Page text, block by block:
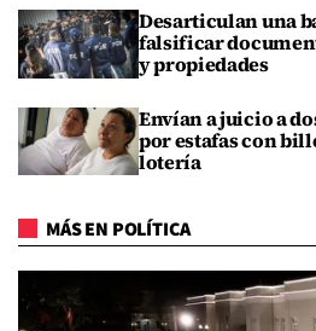
Desarticulan una
falsificar
y propiedades
Envían a juicio a
por estafas con
lotería
MÁS EN POLÍTICA